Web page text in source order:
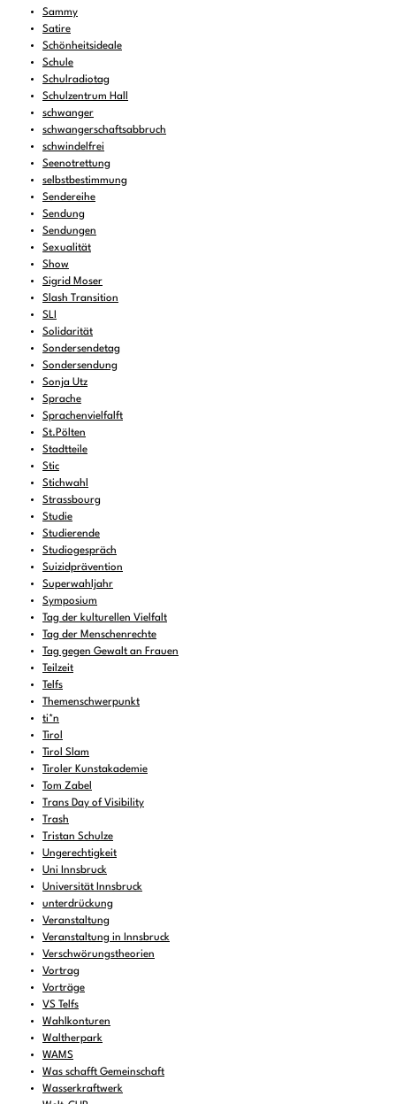
Sammy
Satire
Schönheitsideale
Schule
Schulradiotag
Schulzentrum Hall
schwanger
schwangerschaftsabbruch
schwindelfrei
Seenotrettung
selbstbestimmung
Sendereihe
Sendung
Sendungen
Sexualität
Show
Sigrid Moser
Slash Transition
SLI
Solidarität
Sondersendetag
Sondersendung
Sonja Utz
Sprache
Sprachenvielfalft
St.Pölten
Stadtteile
Stic
Stichwahl
Strassbourg
Studie
Studierende
Studiogespräch
Suizidprävention
Superwahljahr
Symposium
Tag der kulturellen Vielfalt
Tag der Menschenrechte
Tag gegen Gewalt an Frauen
Teilzeit
Telfs
Themenschwerpunkt
ti*n
Tirol
Tirol Slam
Tiroler Kunstakademie
Tom Zabel
Trans Day of Visibility
Trash
Tristan Schulze
Ungerechtigkeit
Uni Innsbruck
Universität Innsbruck
unterdrückung
Veranstaltung
Veranstaltung in Innsbruck
Verschwörungstheorien
Vortrag
Vorträge
VS Telfs
Wahlkonturen
Waltherpark
WAMS
Was schafft Gemeinschaft
Wasserkraftwerk